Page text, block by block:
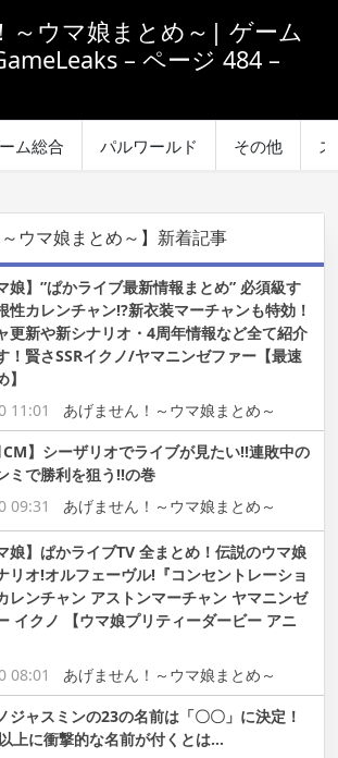
～ウマ娘まとめ～| ゲーム
– ページ 484 –
ム総合 パルワールド その他
～ウマ娘まとめ～】新着記事
娘】”ぱかライブ最新情報まとめ” 必須級す
性カレンチャン!?新衣装マーチャンも特効！
更新や新シナリオ・4周年情報など全て紹介
！賢さSSRイクノ/ヤマニンゼファー【最速
】
11:01
あげません！～ウマ娘まとめ～
CM】シーザリオでライブが見たい!!連敗中の
ミで勝利を狙う!!の巻
09:31
あげません！～ウマ娘まとめ～
娘】ぱかライブTV 全まとめ！伝説のウマ娘
リオ!オルフェーヴル!『コンセントレーショ
レンチャン アストンマーチャン ヤマニンゼ
イクノ 【ウマ娘プリティーダービー アニ
08:01
あげません！～ウマ娘まとめ～
ジャスミンの23の名前は「〇〇」に決定！
上に衝撃的な名前が付くとは…